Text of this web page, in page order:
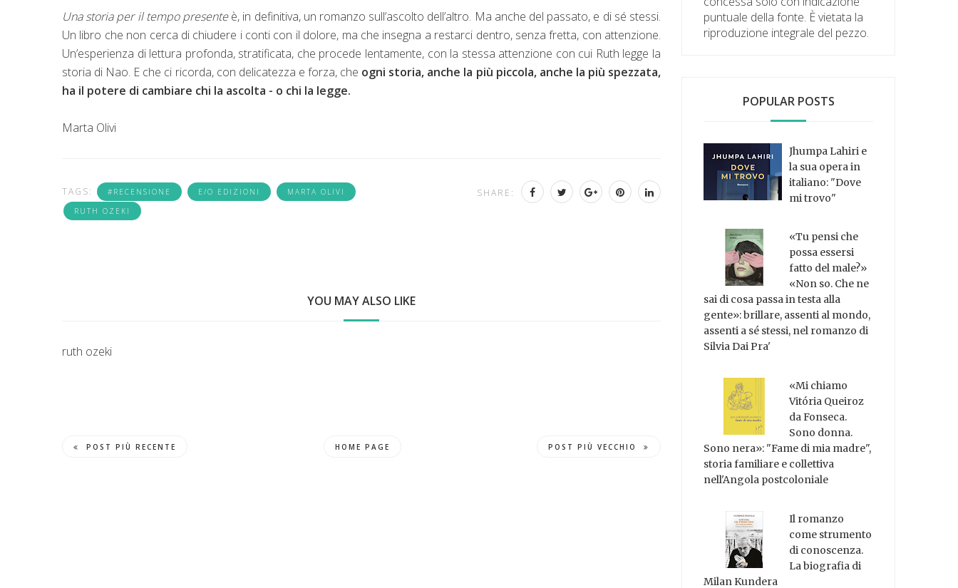
Una storia per il tempo presenteè, in definitiva, un romanzo sull’ascolto dell’altro. Ma anche del passato, e di sé stessi.
Un libro che non cerca di chiudere i conti con il dolore, ma che insegna a restarci dentro, senza fretta, con attenzione.
Un’esperienza di lettura profonda, stratificata, che procede lentamente, con la stessa attenzione con cui Ruth legge la
storia di Nao. E che ci ricorda, con delicatezza e forza, che ogni storia, anche la più piccola, anche la più spezzata,
ha il potere di cambiare chi la ascolta - o chi la legge.
Marta Olivi
TAGS: #RECENSIONE E/O EDIZIONI
MARTA OLIVI
RUTH OZEKI
SHARE:
YOU MAY ALSO LIKE
ruth ozeki
POST PIÙ RECENTE HOME PAGE POST PIÙ VECCHIO
puntuale della fonte. È vietata la
riproduzione integrale del pezzo.
POPULAR POSTS
Jhumpa Lahiri e
la sua opera in
italiano: "Dove
mi trovo"
«Tu pensi che
possa essersi
fatto del male?»
«Non so. Che ne
sai di cosa passa in testa alla
gente»: brillare, assenti al mondo,
assenti a sé stessi, nel romanzo di
Silvia Dai Pra'
«Mi chiamo
Vitória Queiroz
da Fonseca.
Sono donna.
Sono nera»: "Fame di mia madre",
storia familiare e collettiva
nell'Angola postcoloniale
Il romanzo
come strumento
di conoscenza.
La biografia di
Milan Kundera